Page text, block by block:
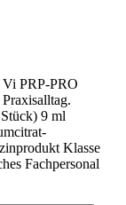
Vi PRP-PRO
9 ml
Klasse
Fachpersonal